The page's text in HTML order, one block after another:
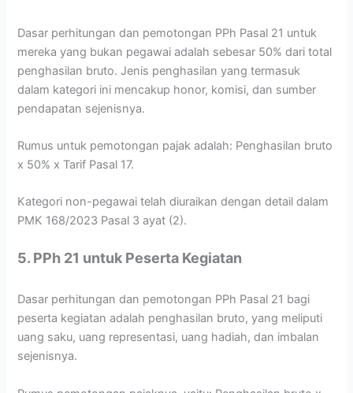
Dasar perhitungan dan pemotongan PPh Pasal 21 untuk
mereka yang bukan pegawai adalah sebesar 50% dari total
penghasilan bruto. Jenis penghasilan yang termasuk
dalam kategori ini mencakup honor, komisi, dan sumber
pendapatan sejenisnya.
Rumus untuk pemotongan pajak adalah: Penghasilan bruto
x 50% x Tarif Pasal 17.
Kategori non-pegawai telah diuraikan dengan detail dalam
PMK 168/2023 Pasal 3 ayat (2).
5. PPh 21 untuk Peserta Kegiatan
Dasar perhitungan dan pemotongan PPh Pasal 21 bagi
peserta kegiatan adalah penghasilan bruto, yang meliputi
uang saku, uang representasi, uang hadiah, dan imbalan
sejenisnya.